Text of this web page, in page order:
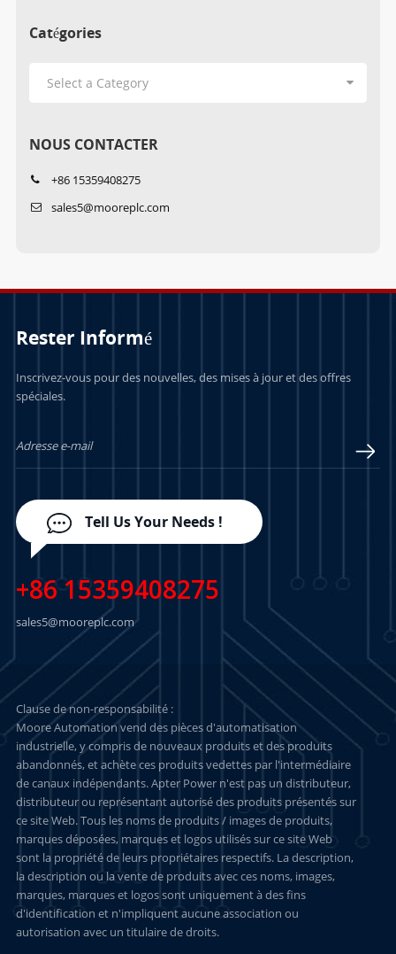
Catégories
NOUS CONTACTER
+86 15359408275
sales5@mooreplc.com
Rester Informé
Inscrivez-vous pour des nouvelles, des mises à jour et des offres
spéciales.
Tell Us Your Needs !
+86 15359408275
sales5@mooreplc.com
Clause de non-responsabilité :
Moore Automation vend des pièces d'automatisation
industrielle, y compris de nouveaux produits et des produits
abandonnés, et achète ces produits vedettes par l'intermédiaire
de canaux indépendants. Apter Power n'est pas un distributeur,
distributeur ou représentant autorisé des produits présentés sur
ce site Web. Tous les noms de produits / images de produits,
marques déposées, marques et logos utilisés sur ce site Web
sont la propriété de leurs propriétaires respectifs. La description,
la description ou la vente de produits avec ces noms, images,
marques, marques et logos sont uniquement à des fins
d'identification et n'impliquent aucune association ou
autorisation avec un titulaire de droits.